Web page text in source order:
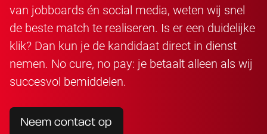
van jobboards én social media, weten wij snel
de beste match te realiseren. Is er een duidelijke
klik? Dan kun je de kandidaat direct in dienst
nemen. No cure, no pay: je betaalt alleen als wij
succesvol bemiddelen.
Neem contact op